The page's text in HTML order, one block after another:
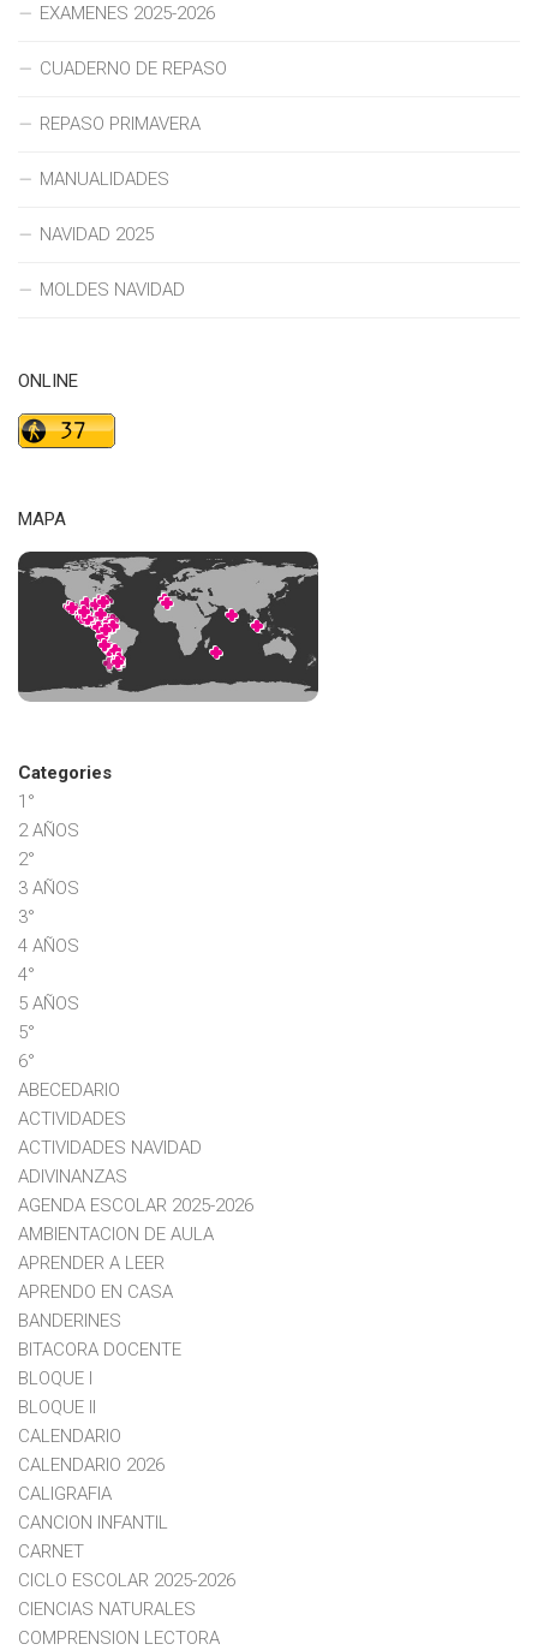
EXAMENES 2025-2026
CUADERNO DE REPASO
REPASO PRIMAVERA
MANUALIDADES
NAVIDAD 2025
MOLDES NAVIDAD
ONLINE
MAPA
Categories
1°
2 AÑOS
2°
3 AÑOS
3°
4 AÑOS
4°
5 AÑOS
5°
6°
ABECEDARIO
ACTIVIDADES
ACTIVIDADES NAVIDAD
ADIVINANZAS
AGENDA ESCOLAR 2025-2026
AMBIENTACION DE AULA
APRENDER A LEER
APRENDO EN CASA
BANDERINES
BITACORA DOCENTE
BLOQUE I
BLOQUE II
CALENDARIO
CALENDARIO 2026
CALIGRAFIA
CANCION INFANTIL
CARNET
CICLO ESCOLAR 2025-2026
CIENCIAS NATURALES
COMPRENSION LECTORA